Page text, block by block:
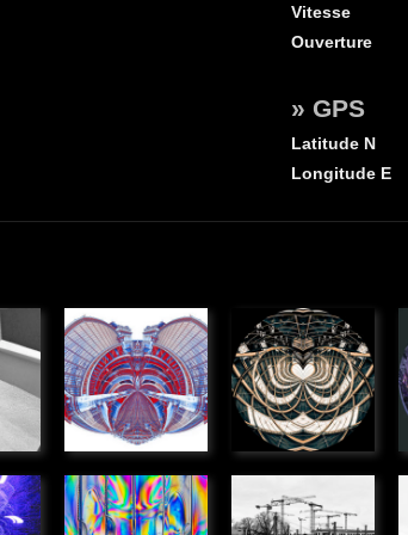
Vitesse
Ouverture
» GPS
Latitude N
Longitude E
Anamorphose
» Graphique
Anamorphose
» Graphique
de
Couteaux
polarisés
Monde
d'acier